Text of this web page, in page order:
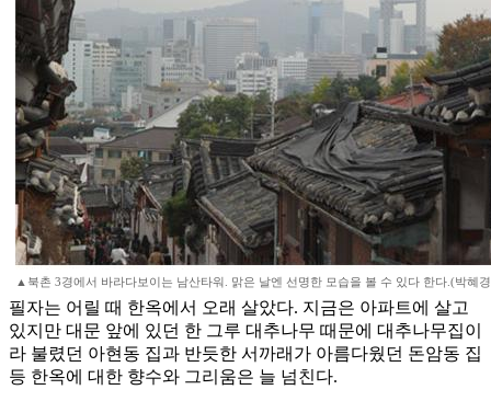
▲북촌 3경에서 바라다보이는 남산타워. 맑은 날엔 선명한 모습을 볼 수 있다 한다.(박혜
필자는 어릴 때 한옥에서 오래 살았다. 지금은 아파트에 살고
있지만 대문 앞에 있던 한 그루 대추나무 때문에 대추나무집이
라 불렸던 아현동 집과 반듯한 서까래가 아름다웠던 돈암동 집
등 한옥에 대한 향수와 그리움은 늘 넘친다.